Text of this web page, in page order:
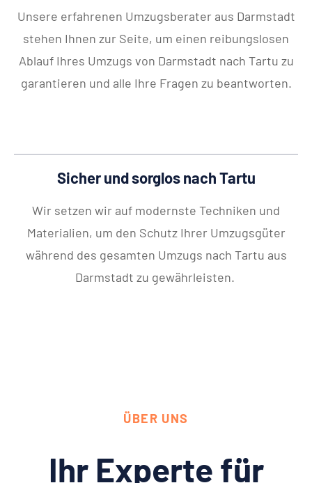
Unsere erfahrenen Umzugsberater aus Darmstadt
stehen Ihnen zur Seite, um einen reibungslosen
Ablauf Ihres Umzugs von Darmstadt nach Tartu zu
garantieren und alle Ihre Fragen zu beantworten.
Sicher und sorglos nach Tartu
Wir setzen wir auf modernste Techniken und
Materialien, um den Schutz Ihrer Umzugsgüter
während des gesamten Umzugs nach Tartu aus
Darmstadt zu gewährleisten.
ÜBER UNS
Ihr Experte für